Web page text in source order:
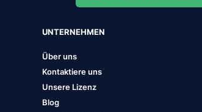
UNTERNEHMEN
Über uns
Kontaktiere uns
Unsere Lizenz
Blog